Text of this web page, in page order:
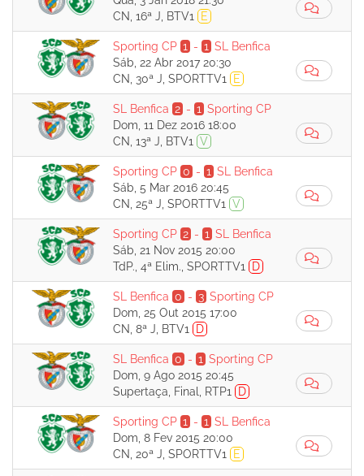
CN, 16ª J, BTV1
E
Sporting CP 1 - 1 SL Benfica
Sáb, 22 Abr 2017 20:30
CN, 30ª J, SPORTTV1
E
SL Benfica 2 - 1 Sporting CP
Dom, 11 Dez 2016 18:00
CN, 13ª J, BTV1
V
Sporting CP 0 - 1 SL Benfica
Sáb, 5 Mar 2016 20:45
CN, 25ª J, SPORTTV1
V
Sporting CP 2 - 1 SL Benfica
Sáb, 21 Nov 2015 20:00
TdP., 4ª Elim., SPORTTV1
D
SL Benfica 0 - 3 Sporting CP
Dom, 25 Out 2015 17:00
CN, 8ª J, BTV1
D
SL Benfica 0 - 1 Sporting CP
Dom, 9 Ago 2015 20:45
Supertaça, Final, RTP1
D
Sporting CP 1 - 1 SL Benfica
Dom, 8 Fev 2015 20:00
CN, 20ª J, SPORTTV1
E